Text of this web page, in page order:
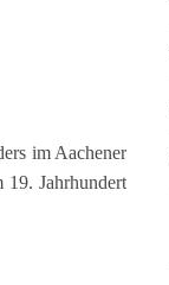
im Aachener
Jahrhundert